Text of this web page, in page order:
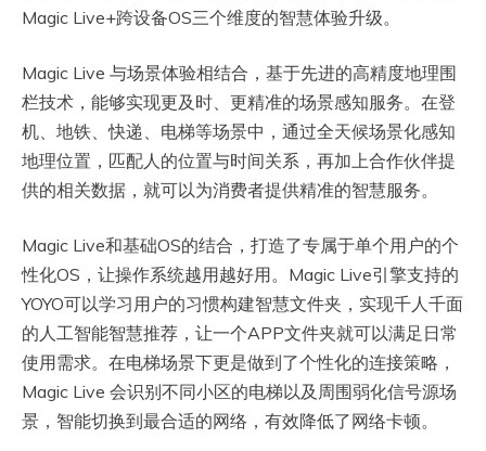
Magic Live+跨设备OS三个维度的智慧体验升级。
Magic Live 与场景体验相结合，基于先进的高精度地理围
栏技术，能够实现更及时、更精准的场景感知服务。在登
机、地铁、快递、电梯等场景中，通过全天候场景化感知
地理位置，匹配人的位置与时间关系，再加上合作伙伴提
供的相关数据，就可以为消费者提供精准的智慧服务。
Magic Live和基础OS的结合，打造了专属于单个用户的个
性化OS，让操作系统越用越好用。Magic Live引擎支持的
YOYO可以学习用户的习惯构建智慧文件夹，实现千人千面
的人工智能智慧推荐，让一个APP文件夹就可以满足日常
使用需求。在电梯场景下更是做到了个性化的连接策略，
Magic Live 会识别不同小区的电梯以及周围弱化信号源场
景，智能切换到最合适的网络，有效降低了网络卡顿。